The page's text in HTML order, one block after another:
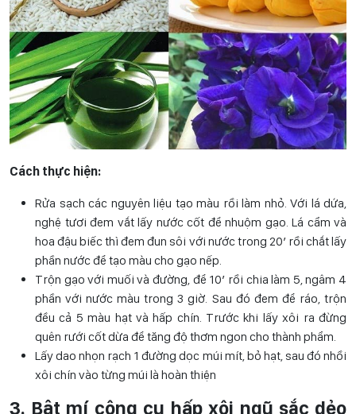
Cách thực hiện:
Rửa sạch các nguyên liệu tạo màu rồi làm nhỏ. Với lá dứa,
nghệ tươi đem vắt lấy nước cốt để nhuộm gạo. Lá cẩm và
hoa đậu biếc thì đem đun sôi với nước trong 20′ rồi chắt lấy
phần nước để tạo màu cho gạo nếp.
Trộn gạo với muối và đường, để 10′ rồi chia làm 5, ngâm 4
phần với nước màu trong 3 giờ. Sau đó đem để ráo, trộn
đều cả 5 màu hạt và hấp chín. Trước khi lấy xôi ra đừng
quên rưới cốt dừa để tăng độ thơm ngon cho thành phẩm.
Lấy dao nhọn rạch 1 đường dọc múi mít, bỏ hạt, sau đó nhồi
xôi chín vào từng múi là hoàn thiện
3. Bật mí công cụ hấp xôi ngũ sắc dẻo